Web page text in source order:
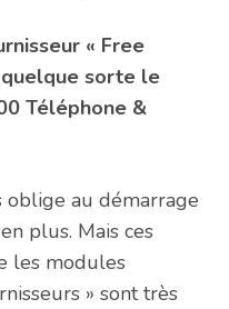
« Free
sorte le
Téléphone &
au démarrage
plus. Mais ces
les modules
» sont très